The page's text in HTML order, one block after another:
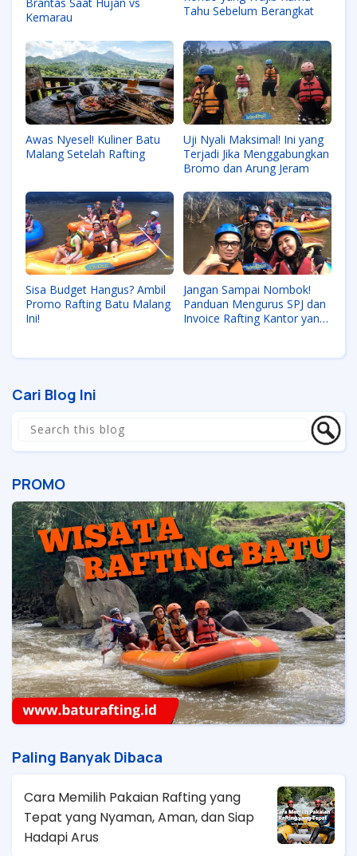
Kemarau
Tahu Sebelum Berangkat
Awas Nyesel! Kuliner Batu
Malang Setelah Rafting
Uji Nyali Maksimal! Ini yang
Terjadi Jika Menggabungkan
Bromo dan Arung Jeram
Sisa Budget Hangus? Ambil
Promo Rafting Batu Malang
Ini!
Jangan Sampai Nombok!
Panduan Mengurus SPJ dan
Invoice Rafting Kantor yang
Cari Blog Ini
PROMO
Paling Banyak Dibaca
Cara Memilih Pakaian Rafting yang
Tepat yang Nyaman, Aman, dan Siap
Hadapi Arus